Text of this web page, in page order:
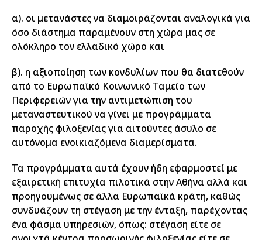
α). οι μετανάστες να διαμοιράζονται αναλογικά για
όσο διάστημα παραμένουν στη χώρα μας σε
ολόκληρο τον ελλαδικό χώρο και
β). η αξιοποίηση των κονδυλίων που θα διατεθούν
από το Ευρωπαϊκό Κοινωνικό Ταμείο των
Περιφερειών για την αντιμετώπιση του
μεταναστευτικού να γίνει με προγράμματα
παροχής φιλοξενίας για αιτούντες άσυλο σε
αυτόνομα ενοικιαζόμενα διαμερίσματα.
Τα προγράμματα αυτά έχουν ήδη εφαρμοστεί με
εξαιρετική επιτυχία πιλοτικά στην Αθήνα αλλά και
προηγουμένως σε άλλα Ευρωπαϊκά κράτη, καθώς
συνδυάζουν τη στέγαση με την ένταξη, παρέχοντας
ένα φάσμα υπηρεσιών, όπως: στέγαση είτε σε